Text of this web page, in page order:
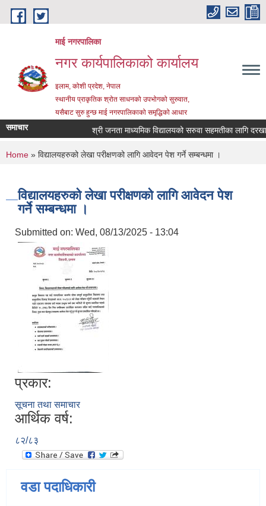
Skip to main content
माई नगरपालिका
नगर कार्यपालिकाको कार्यालय
इलाम, कोशी प्रदेश, नेपाल
स्थानीय प्राकृतिक श्रोत साधनको उपभोगको सुरुवात,
यसैबाट सुरु हुन्छ माई नगरपालिकाको समृद्धिको आधार
समाचार श्री जनता माध्यमिक विद्यालयको सरुवा सहमतीका लागि
You are here
Home » विद्यालयहरुको लेखा परीक्षणको लागि आवेदन पेश गर्ने सम्बन्धमा ।
विद्यालयहरुको लेखा परीक्षणको लागि आवेदन पेश
गर्ने सम्बन्धमा ।
Submitted on: Wed, 08/13/2025 - 13:04
प्रकार:
सूचना तथा समाचार
आर्थिक वर्ष:
८२/८३
वडा पदाधिकारी